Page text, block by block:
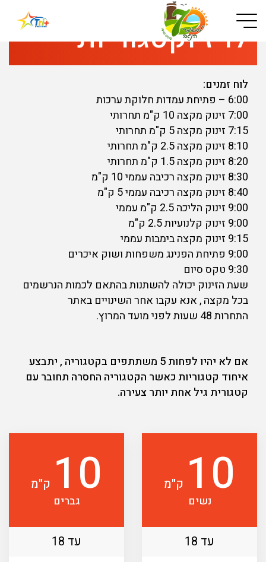
Button used only for devices with a small screen
לו"ז וקטגוריות
לוח זמנים:
6:00 – פתיחת עמדות חלוקת ערכות
7:00 זינוק מקצה 10 ק"מ תחרותי
7:15 זינוק מקצה 5 ק"מ תחרותי
8:10 זינוק מקצה 2.5 ק"מ תחרותי
8:20 זינוק מקצה 1.5 ק"מ תחרותי
8:30 זינוק מקצה רכיבה עממי 10 ק"מ
8:40 זינוק מקצה רכיבה עממי 5 ק"מ
9:00 זינוק הליכה 2.5 ק"מ עממי
9:00 זינוק קלנועיות 2.5 ק"מ
9:15 זינוק מקצה בימבות עממי
9:00 פתיחת הפנינג משפחות ושוק איכרים
9:30 טקס סיום
שעת הזינוק יכולה להשתנות בהתאם לכמות הנרשמים
בכל מקצה , אנא עקבו אחר השינויים באתר
התחרות 48 שעות לפני מועד המרוץ.
אם לא יהיו לפחות 5 משתתפים בקטגוריה , יתבצע
איחוד קטגוריות כאשר הקטגוריה החסרה תחובר עם
קטגורית גיל אחת יותר צעירה.
10 ק"מ
נשים
עד 18
10 ק"מ
גברים
עד 18